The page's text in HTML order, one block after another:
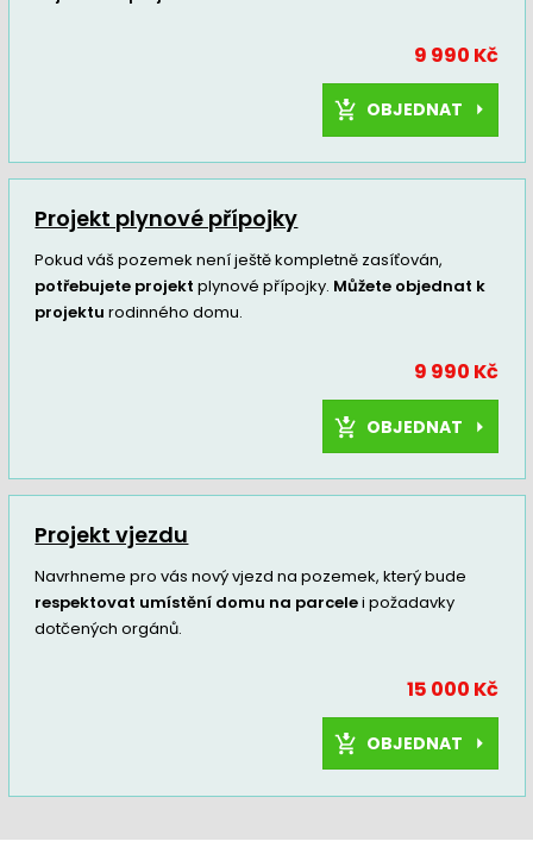
9 990 Kč
OBJEDNAT
Projekt plynové přípojky
Pokud váš pozemek není ještě kompletně zasíťován,
potřebujete projekt plynové přípojky. Můžete objednat k
projekturodinného domu.
9 990 Kč
OBJEDNAT
Projekt vjezdu
Navrhneme pro vás nový vjezd na pozemek, který bude
respektovat umístění domu na parcelei požadavky
dotčených orgánů.
15 000 Kč
OBJEDNAT